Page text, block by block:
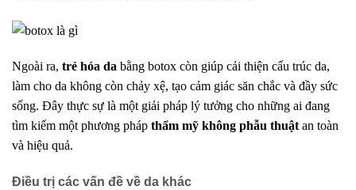
Ngoài ra, trẻ hóa da bằng botox còn giúp cải thiện cấu trúc da,
làm cho da không còn chảy xệ, tạo cảm giác săn chắc và đầy sức
sống. Đây thực sự là một giải pháp lý tưởng cho những ai đang
tìm kiếm một phương pháp thẩm mỹ không phẫu thuậtan toàn
và hiệu quả.
Điều trị các vấn đề về da khác